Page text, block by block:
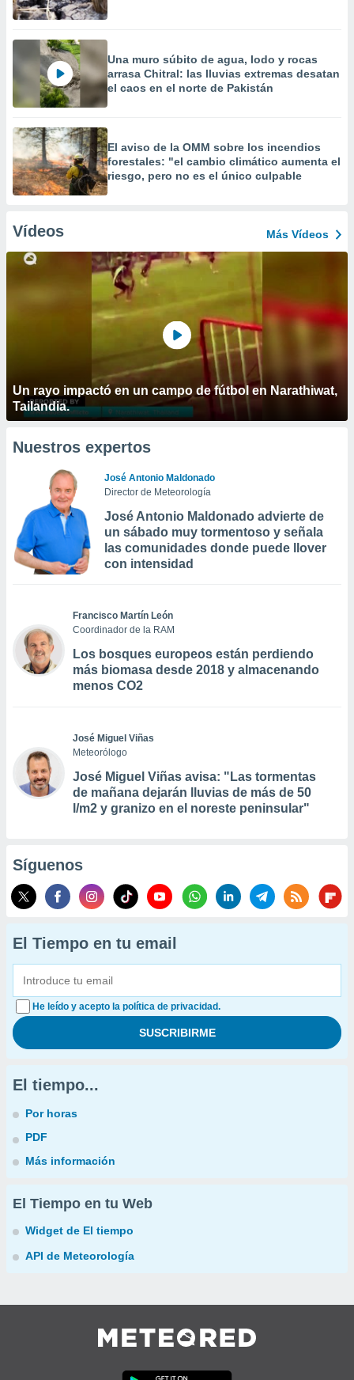
Una muro súbito de agua, lodo y rocas
arrasa Chitral: las lluvias extremas desatan
el caos en el norte de Pakistán
El aviso de la OMM sobre los incendios
forestales: "el cambio climático aumenta el
riesgo, pero no es el único culpable
Vídeos Más Vídeos
Un rayo impactó en un campo de fútbol en Narathiwat,
Tailandia.
Nuestros expertos
José Antonio Maldonado
Director de Meteorología
José Antonio Maldonado advierte de
un sábado muy tormentoso y señala
las comunidades donde puede llover
con intensidad
Francisco Martín León
Coordinador de la RAM
Los bosques europeos están perdiendo
más biomasa desde 2018 y almacenando
menos CO2
José Miguel Viñas
Meteorólogo
José Miguel Viñas avisa: "Las tormentas
de mañana dejarán lluvias de más de 50
l/m2 y granizo en el noreste peninsular"
Síguenos
El Tiempo en tu email
He leído y acepto la política de privacidad.
El tiempo...
Por horas
PDF
Más información
El Tiempo en tu Web
Widget de El tiempo
API de Meteorología